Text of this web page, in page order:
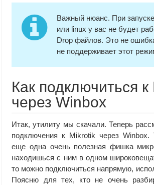
Важный нюанс. При
или linux у вас не будет
Drop файлов. Это не
не поддерживает этот
Как подключиться
через Winbox
Итак, утилиту мы скачали. Теперь
подключения к Mikrotik через Winbox.
еще одна очень полезная фишка
находишься с ним в одном
то можно подключиться напрямую,
Поясню для тех, кто не очень